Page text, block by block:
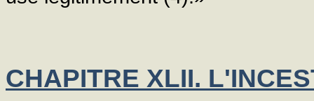
CHAPITRE XLII.